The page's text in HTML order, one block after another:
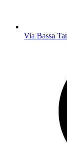
Via Bassa